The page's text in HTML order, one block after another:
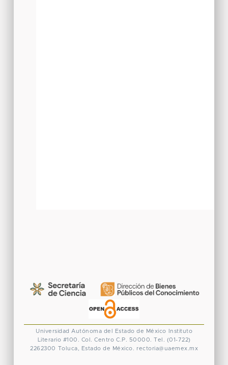
Universidad Autónoma del Estado de México
Instituto
Literario #100. Col. Centro C.P. 50000. Tel. (01-722)
2262300 Toluca, Estado de México. rectoria@uaemex.mx